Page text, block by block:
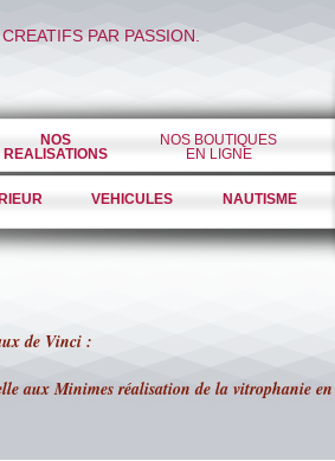
CREATIFS PAR PASSION.
NOS
REALISATIONS
NOS BOUTIQUES
EN LIGNE
VEHICULES NAUTISME
de Vinci :
aux Minimes réalisation de la vitrophanie